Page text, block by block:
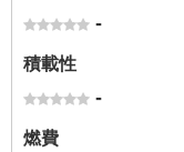
-
積載性
-
燃費